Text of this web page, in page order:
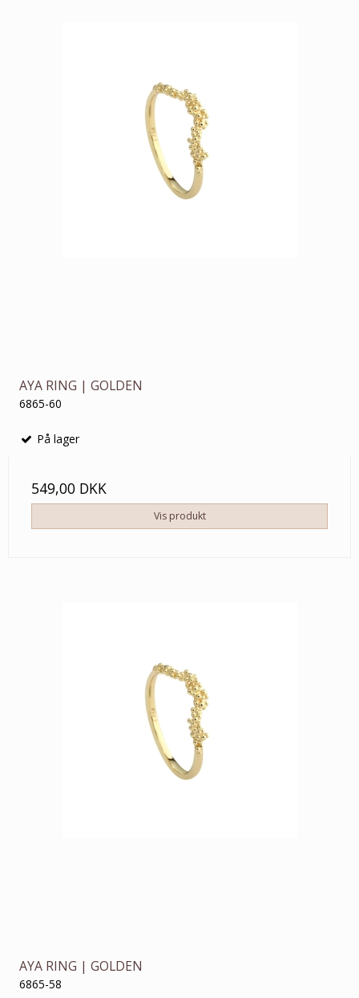
AYA RING | GOLDEN
6865-60
På lager
549,00 DKK
Vis produkt
AYA RING | GOLDEN
6865-58